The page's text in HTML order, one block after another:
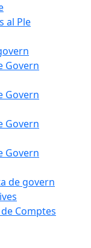
al Ple
Govern
Govern
Govern
Govern
de govern
Comptes